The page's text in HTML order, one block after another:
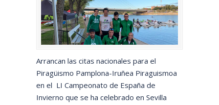
Arrancan las citas nacionales para el
Piragüismo Pamplona-Iruñea Piraguismoa
en el LI Campeonato de España de
Invierno que se ha celebrado en Sevilla